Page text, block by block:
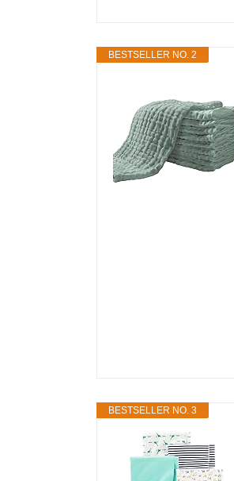
BESTSELLER NO. 2
BESTSELLER NO. 3